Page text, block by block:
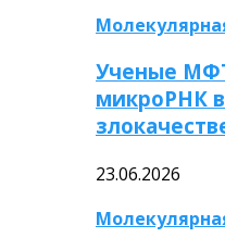
Ученые
микроРНК
23.06.2026